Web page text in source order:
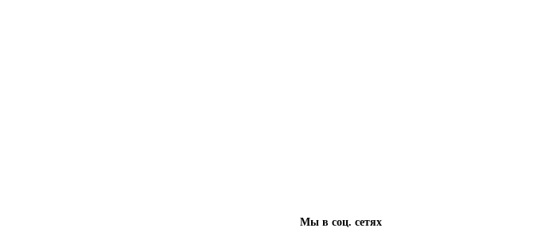
Мы в соц. сетях